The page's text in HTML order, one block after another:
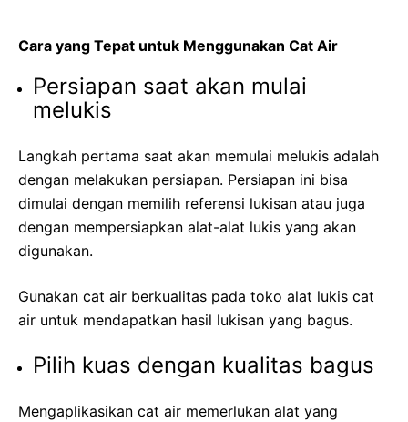
Cara yang Tepat untuk Menggunakan Cat Air
Persiapan saat akan mulai
melukis
Langkah pertama saat akan memulai melukis adalah
dengan melakukan persiapan. Persiapan ini bisa
dimulai dengan memilih referensi lukisan atau juga
dengan mempersiapkan alat-alat lukis yang akan
digunakan.
Gunakan cat air berkualitas pada toko alat lukis cat
air untuk mendapatkan hasil lukisan yang bagus.
Pilih kuas dengan kualitas bagus
Mengaplikasikan cat air memerlukan alat yang